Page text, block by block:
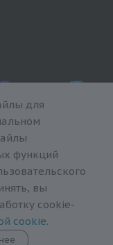
для
функций
вы
cookie-
cookie.